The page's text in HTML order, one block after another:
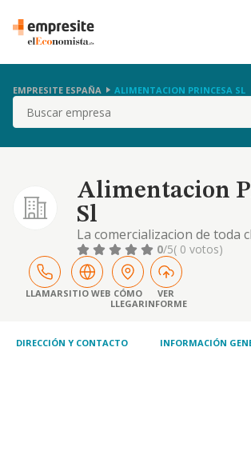
EMPRESITE ESPAÑA ALIMENTACION PRINCESA SL
Buscar
Alimentacion
Sl
La comercializacion de toda
productos perecederos
alimentacion.
0/5( 0 votos)
LLAMARSITIO WEB CÓMO
LLEGAR
VER
INFORME
DIRECCIÓN Y CONTACTO INFORMACIÓN